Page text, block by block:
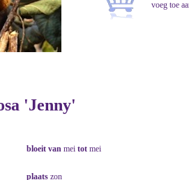
'Jenny'
bloeit van mei tot mei
plaats zon